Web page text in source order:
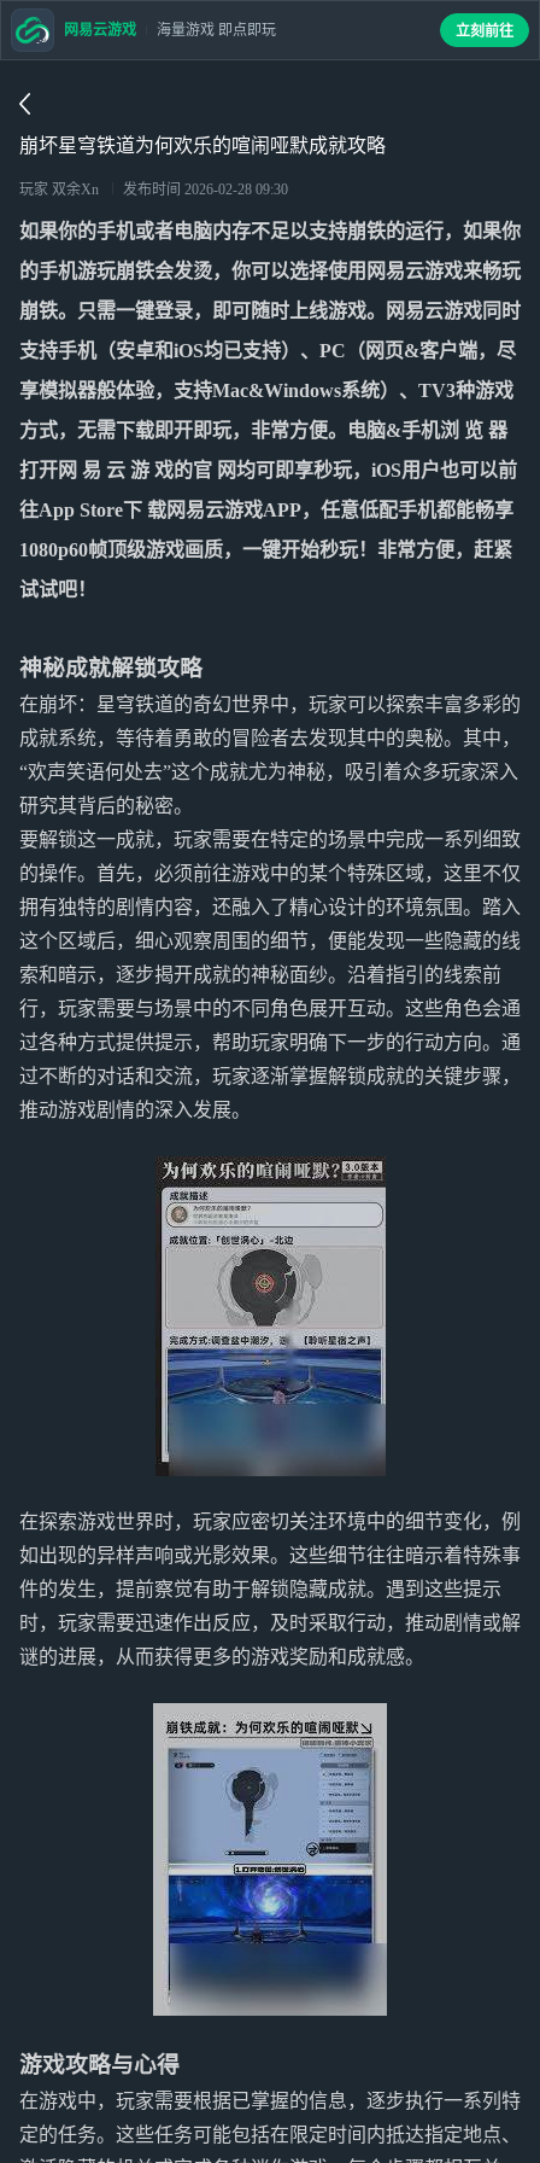
崩坏星穹铁道为何欢乐的喧闹哑默成就攻略
玩家 双余Xn 发布时间 2026-02-28 09:30
如果你的手机或者电脑内存不足以支持崩铁的运行，如果你
的手机游玩崩铁会发烫，你可以选择使用网易云游戏来畅玩
崩铁。只需一键登录，即可随时上线游戏。网易云游戏同时
支持手机（安卓和iOS均已支持）、PC（网页&客户端，尽
享模拟器般体验，支持Mac&Windows系统）、TV3种游戏
方式，无需下载即开即玩，非常方便。电脑&手机浏 览 器
打开网 易 云 游 戏的官 网均可即享秒玩，iOS用户也可以前
往App Store下 载网易云游戏APP，任意低配手机都能畅享
1080p60帧顶级游戏画质，一键开始秒玩！非常方便，赶紧
试试吧！
神秘成就解锁攻略
在崩坏：星穹铁道的奇幻世界中，玩家可以探索丰富多彩的
成就系统，等待着勇敢的冒险者去发现其中的奥秘。其中，
“欢声笑语何处去”这个成就尤为神秘，吸引着众多玩家深入
研究其背后的秘密。
要解锁这一成就，玩家需要在特定的场景中完成一系列细致
的操作。首先，必须前往游戏中的某个特殊区域，这里不仅
拥有独特的剧情内容，还融入了精心设计的环境氛围。踏入
这个区域后，细心观察周围的细节，便能发现一些隐藏的线
索和暗示，逐步揭开成就的神秘面纱。沿着指引的线索前
行，玩家需要与场景中的不同角色展开互动。这些角色会通
过各种方式提供提示，帮助玩家明确下一步的行动方向。通
过不断的对话和交流，玩家逐渐掌握解锁成就的关键步骤，
推动游戏剧情的深入发展。
在探索游戏世界时，玩家应密切关注环境中的细节变化，例
如出现的异样声响或光影效果。这些细节往往暗示着特殊事
件的发生，提前察觉有助于解锁隐藏成就。遇到这些提示
时，玩家需要迅速作出反应，及时采取行动，推动剧情或解
谜的进展，从而获得更多的游戏奖励和成就感。
游戏攻略与心得
在游戏中，玩家需要根据已掌握的信息，逐步执行一系列特
定的任务。这些任务可能包括在限定时间内抵达指定地点、
网易云游戏 海量游戏 即点即玩 立刻前往